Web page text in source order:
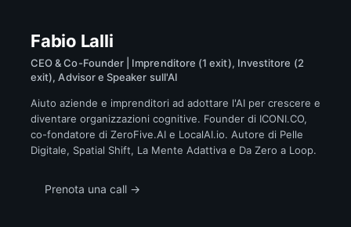
Fabio Lalli
CEO & Co-Founder | Imprenditore (1 exit), Investitore (2
exit), Advisor e Speaker sull'AI
Aiuto aziende e imprenditori ad adottare l'AI per crescere e
diventare organizzazioni cognitive. Founder di ICONI.CO,
co-fondatore di ZeroFive.AI e LocalAI.io. Autore di Pelle
Digitale, Spatial Shift, La Mente Adattiva e Da Zero a Loop.
Prenota una call →